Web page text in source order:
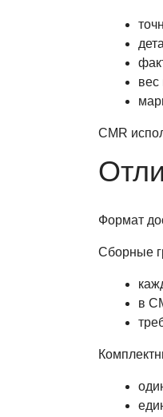
вес
CMR
Формат
Сборные
в